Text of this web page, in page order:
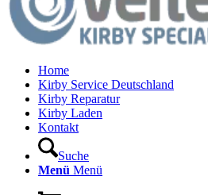
Home
Kirby Service Deutschland
Kirby Reparatur
Kirby Laden
Kontakt
Suche
Menü Menü